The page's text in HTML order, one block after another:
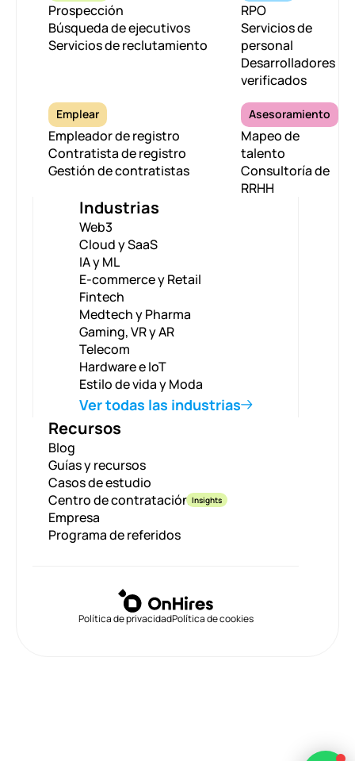
Prospección
Búsqueda de ejecutivos
Servicios de reclutamiento
RPO
Servicios de
personal
Desarrolladores
verificados
Emplear
Empleador de registro
Contratista de registro
Gestión de contratistas
Asesoramiento
Mapeo de
talento
Consultoría de
RRHH
Industrias
Web3
Cloud y SaaS
IA y ML
E-commerce y Retail
Fintech
Medtech y Pharma
Gaming, VR y AR
Telecom
Hardware e IoT
Estilo de vida y Moda
Ver todas las industrias
Recursos
Blog
Guías y recursos
Casos de estudio
Centro de contrataciónInsights
Empresa
Programa de referidos
Política de privacidadPolítica de cookies